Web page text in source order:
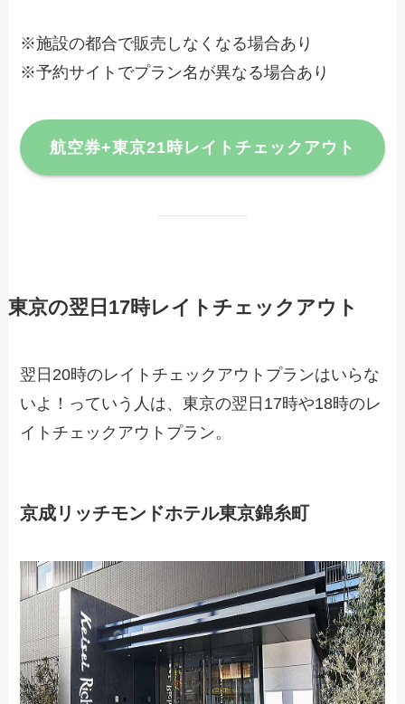
※施設の都合で販売しなくなる場合あり
※予約サイトでプラン名が異なる場合あり
航空券+東京21時レイトチェックアウト
東京の翌日17時レイトチェックアウト
翌日20時のレイトチェックアウトプランはいらな
いよ！っていう人は、東京の翌日17時や18時のレ
イトチェックアウトプラン。
京成リッチモンドホテル東京錦糸町